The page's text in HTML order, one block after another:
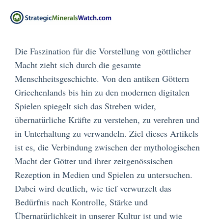
Die Faszination für die Vorstellung von göttlicher
Macht zieht sich durch die gesamte
Menschheitsgeschichte. Von den antiken Göttern
Griechenlands bis hin zu den modernen digitalen
Spielen spiegelt sich das Streben wider,
übernatürliche Kräfte zu verstehen, zu verehren und
in Unterhaltung zu verwandeln. Ziel dieses Artikels
ist es, die Verbindung zwischen der mythologischen
Macht der Götter und ihrer zeitgenössischen
Rezeption in Medien und Spielen zu untersuchen.
Dabei wird deutlich, wie tief verwurzelt das
Bedürfnis nach Kontrolle, Stärke und
Übernatürlichkeit in unserer Kultur ist und wie